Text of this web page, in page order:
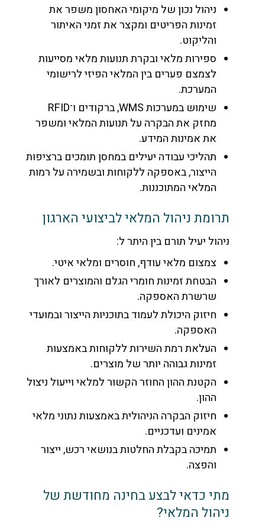
ניהול נכון של מיקומי האחסון משפר את
זמינות הפריטים ומקצר את זמני האיתור
והליקוט.
ספירות מלאי ובקרת תנועות מלאי מסייעות
לצמצם פערים בין המלאי הפיזי לרישומי
המערכת.
שימוש במערכות WMS, ברקודים ו־RFID
מחזק את הבקרה על תנועות המלאי ומשפר
את אמינות המידע.
תהליכי עבודה יעילים במחסן תומכים ברציפות
הייצור, באספקה ללקוחות ובשמירה על רמות
המלאי המתוכננות.
תרומת ניהול המלאי לביצועי הארגון
ניהול יעיל תורם בין היתר ל:
צמצום מלאי עודף, חוסרים ומלאי איטי.
הבטחת זמינות חומרי הגלם והמוצרים לאורך
שרשרת האספקה.
חיזוק היכולת לעמוד בתוכניות הייצור ובמועדי
האספקה.
העלאת רמת השירות ללקוחות באמצעות
זמינות גבוהה יותר של מוצרים.
הקטנת ההון החוזר הקשור למלאי וייעול ניצול
חיזוק הבקרה הניהולית באמצעות נתוני מלאי
אמינים ועדכניים.
תמיכה בקבלת החלטות בנושאי רכש, ייצור
והפצה.
מתי כדאי לבצע בחינה מחודשת של
ניהול המלאי?